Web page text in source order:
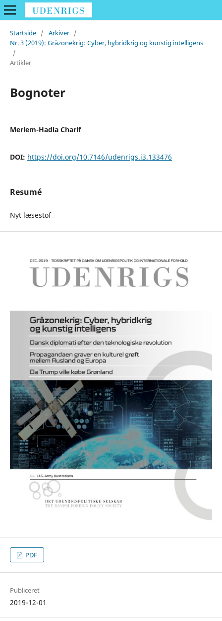
Startside / Arkiver /
Nr. 3 (2019): Gråzonekrig: Cyber, hybridkrig og kunstig intelligens
/
Artikler
Bognoter
Meriem-Hadia Charif
DOI: https://doi.org/10.7146/udenrigs.i3.133476
Resumé
Nyt læsestof
PDF
Publiceret
2019-12-01